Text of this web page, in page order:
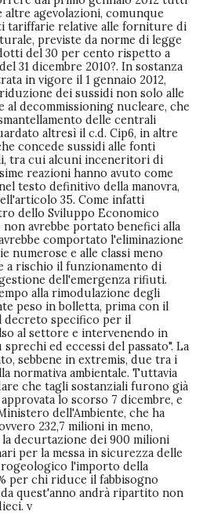
agevolazioni, comunque
tariffarie relative alle forniture di
previste da norme di legge
del 30 per cento rispetto a
31 dicembre 2010?. In sostanza
in vigore il 1 gennaio 2012,
dei sussidi non solo alle
al decommissioning nucleare, che
delle centrali
altresì il c.d. Cip6, in altre
concede sussidi alle fonti
tra cui alcuni inceneritori di
reazioni hanno avuto come
testo definitivo della manovra,
35. Come infatti
dello Sviluppo Economico
non avrebbe portato benefici alla
comportato l'eliminazione
numerose e alle classi meno
a rischio il funzionamento di
dell'emergenza rifiuti.
alla rimodulazione degli
peso in bolletta, prima con il
decreto specifico per il
al settore e intervenendo in
ed eccessi del passato". La
sebbene in extremis, due tra i
normativa ambientale. Tuttavia
che tagli sostanziali furono già
lo scorso 7 dicembre, e
dell'Ambiente, che ha
232,7 milioni in meno,
decurtazione dei 900 milioni
per la messa in sicurezza delle
l'importo della
per chi riduce il fabbisogno
quest'anno andrà ripartito non
v